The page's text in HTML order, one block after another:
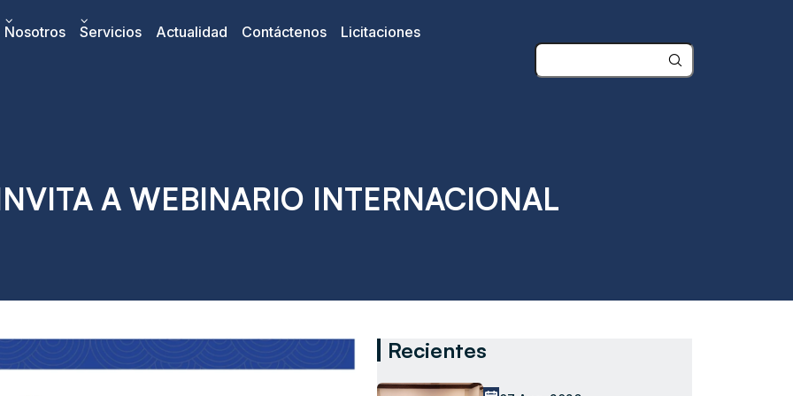
Nosotros Servicios Actualidad Contáctenos Licitaciones
A WEBINARIO INTERNACIONAL
Recientes